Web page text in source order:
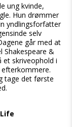
ung kvinde,
Hun drømmer
yndlingsforfatter
selv
går med at
Shakespeare &
et skriveophold i
efterkommere.
tage det første